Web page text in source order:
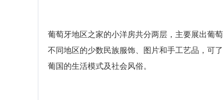
葡萄牙地区之家的小洋房共分两层，主要展出葡
不同地区的少数民族服饰、图片和手工艺品，可
葡国的生活模式及社会风俗。